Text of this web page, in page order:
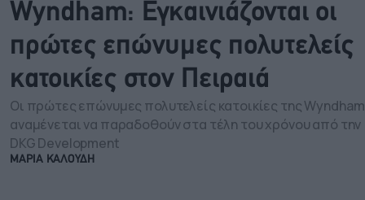
Wyndham: Εγκαινιάζονται οι
πρώτες επώνυμες πολυτελείς
κατοικίες στον Πειραιά
Οι πρώτες επώνυμες πολυτελείς κατοικίες της Wyndham
αναμένεται να παραδοθούν στα τέλη του χρόνου από την
DKG Development
ΜΑΡΙΑ ΚΑΛΟΥΔΗ